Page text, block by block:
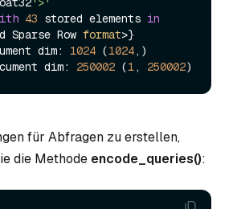
43 stored elements in
Sparse Row format>}
dim: 1024 (1024,)
dim: 250002 (1, 250002
für Abfragen zu erstellen,
die Methode encode_queries():